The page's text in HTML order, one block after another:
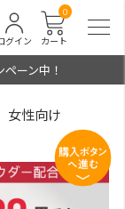
カート
0
グイン
ーン中！
女性向け